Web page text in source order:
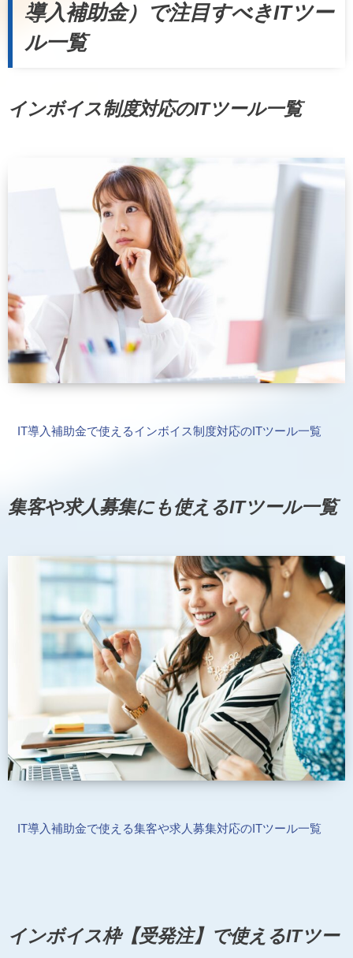
導入補助金）で注目すべきITツー
ル一覧
インボイス制度対応のITツール一覧
IT導入補助金で使えるインボイス制度対応のITツール一覧
集客や求人募集にも使えるITツール一覧
IT導入補助金で使える集客や求人募集対応のITツール一覧
インボイス枠【受発注】で使えるITツー